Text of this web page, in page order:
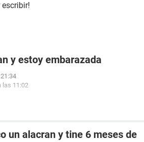
y estoy embarazada
las 11:02
un alacran y tine 6 meses de